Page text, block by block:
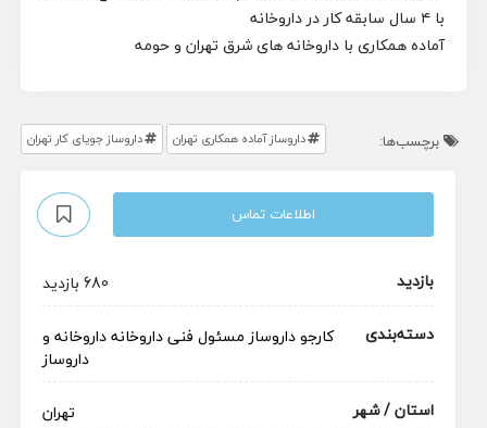
با ۴ سال سابقه کار در داروخانه
آماده همکاری با داروخانه های شرق تهران و حومه
برچسب‌ها: داروساز آماده همکاری تهران داروساز جویای کار تهران
اطلاعات تماس
بازدید
680 بازدید
دسته‌بندی
کارجوداروساز مسئول فنی داروخانهداروخانه و
داروساز
استان / شهر
تهران